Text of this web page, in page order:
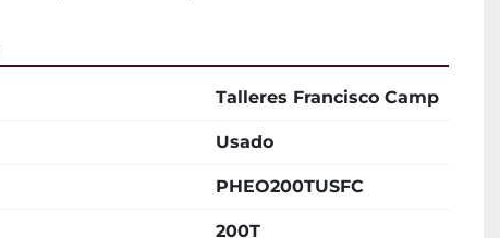
Talleres Francisco Camp
Usado
PHEO200TUSFC
200T